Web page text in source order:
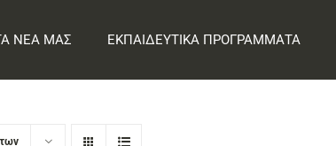
ΝΕΑ ΜΑΣ ΕΚΠΑΙΔΕΥΤΙΚΑ ΠΡΟΓΡΑΜΜΑΤΑ